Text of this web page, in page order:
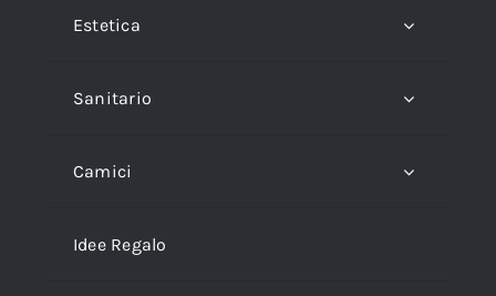
Estetica
Sanitario
Camici
Idee Regalo